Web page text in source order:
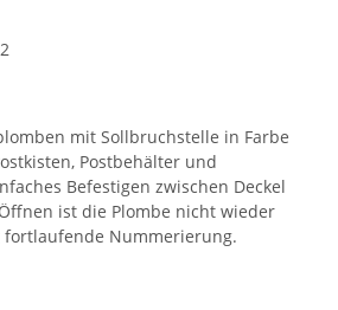
mit Sollbruchstelle in Farbe
Postbehälter und
Befestigen zwischen Deckel
ist die Plombe nicht wieder
Nummerierung.